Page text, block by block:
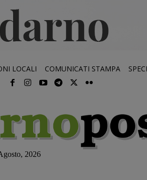
LOCALI COMUNICATI STAMPA
2026